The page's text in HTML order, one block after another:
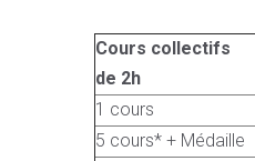
Cours collectifs
de 2h
1 cours
5 cours* + Médaille